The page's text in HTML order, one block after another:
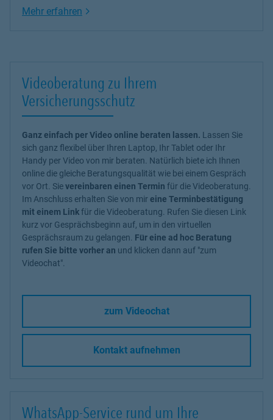
Mehr erfahren Link Opens in New Tab
Videoberatung zu Ihrem
Versicherungsschutz
Ganz einfach per Video online beraten lassen. Lassen Sie
sich ganz flexibel über Ihren Laptop, Ihr Tablet oder Ihr
Handy per Video von mir beraten. Natürlich biete ich Ihnen
online die gleiche Beratungsqualität wie bei einem Gespräch
vor Ort. Sievereinbaren einen Termin für die Videoberatung.
Im Anschluss erhalten Sie von mireine Terminbestätigung
mit einem Linkfür die Videoberatung. Rufen Sie diesen Link
kurz vor Gesprächsbeginn auf, um in den virtuellen
Gesprächsraum zu gelangen. Für eine ad hoc Beratung
rufen Sie bitte vorher an und klicken dann auf "zum
Videochat".
zum Videochat
Kontakt aufnehmen
WhatsApp-Service rund um Ihre